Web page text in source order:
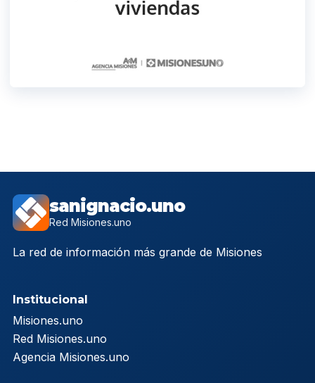
sanignacio.uno
Red Misiones.uno
La red de información más grande de Misiones
Institucional
Misiones.uno
Red Misiones.uno
Agencia Misiones.uno